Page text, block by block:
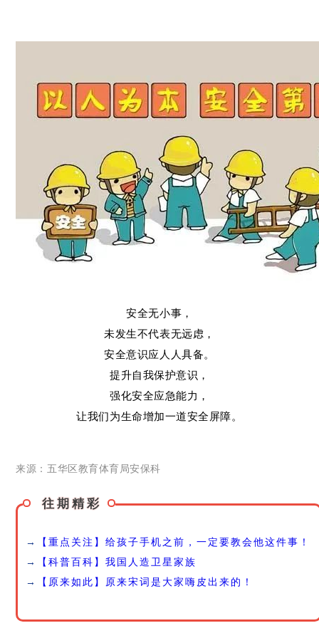
安全无小事，
未发生不代表无远虑，
安全意识应人人具备。
提升自我保护意识，
强化安全应急能力，
让我们为生命增加一道安全屏障。
来源：五华区教育体育局安保科
往期精彩
→
【重点关注】给孩子手机之前，一定要教会他这件事！
→
【科普百科】我国人造卫星家族
→
【原来如此】原来宋词是大家嗨皮出来的！